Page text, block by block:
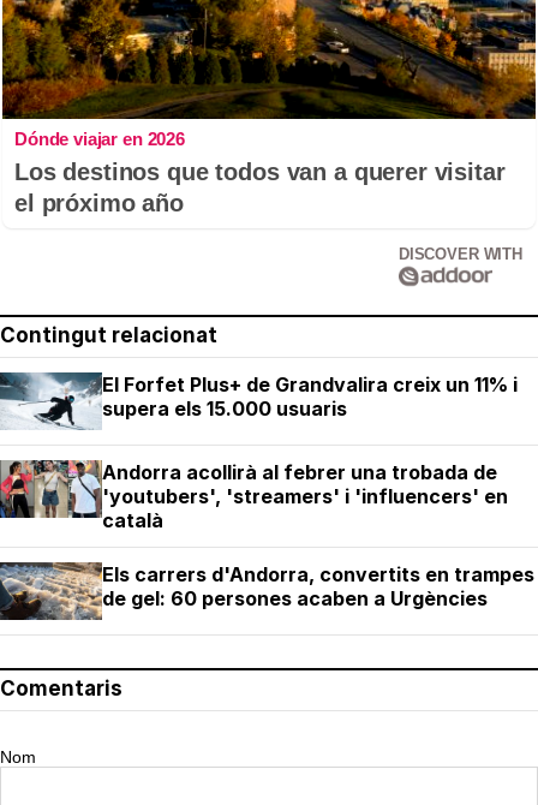
Dónde viajar en 2026
Los destinos que todos van a querer visitar
el próximo año
DISCOVER WITH
Contingut relacionat
El Forfet Plus+ de Grandvalira creix un 11% i
supera els 15.000 usuaris
Andorra acollirà al febrer una trobada de
'youtubers', 'streamers' i 'influencers' en
català
Els carrers d'Andorra, convertits en trampes
de gel: 60 persones acaben a Urgències
Comentaris
Nom